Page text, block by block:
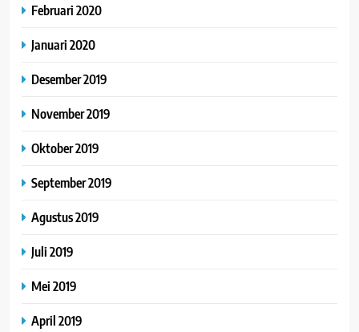
Februari 2020
Januari 2020
Desember 2019
November 2019
Oktober 2019
September 2019
Agustus 2019
Juli 2019
Mei 2019
April 2019